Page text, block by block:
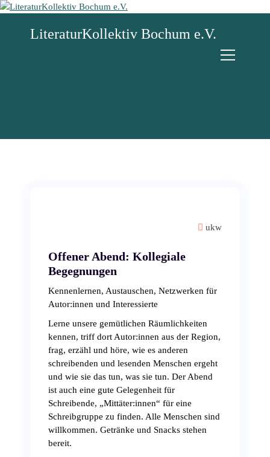
Z
p
LiteraturKollektiv Bochum e.V.
ukw
Offener Abend: Kollegiale
Begegnungen
Kennenlernen, Austauschen, Netzwerken für
Autor:innen und Interessierte
Lerne unsere gemütlichen Räumlichkeiten
kennen, triff dort Autor:innen aus der Region,
frag, erzähl und höre, wie es anderen
schreibenden und lesenden Menschen ergeht
und wie sie das tun, was sie tun. Der Abend
ist auch eine gute Gelegenheit für
Schreibende, „Mittäter:innen“ für eine
Schreibgruppe zu finden. Alle Menschen sind
willkommen. Getränke und Snacks stehen
bereit.